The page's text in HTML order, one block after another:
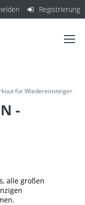
Registrierung
für Wiedereinsteiger
-
alle großen